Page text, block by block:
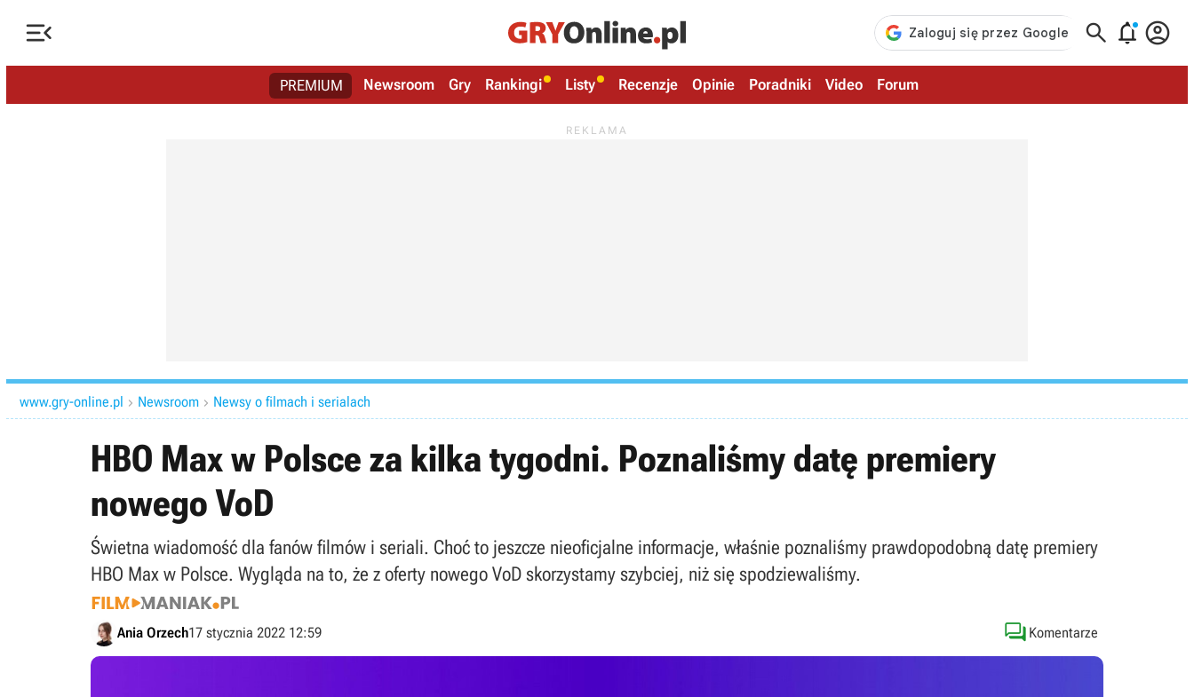
   
PREMIUM Newsroom Gry Rankingi Listy Recenzje Opinie Poradniki Video Forum
www.gry-online.pl  Newsroom  Newsy o filmach i serialach
HBO Max w Polsce za kilka tygodni. Poznaliśmy datę premiery
nowego VoD
Świetna wiadomość dla fanów filmów i seriali. Choć to jeszcze nieoficjalne informacje, właśnie poznaliśmy prawdopodobną datę premiery
HBO Max w Polsce. Wygląda na to, że z oferty nowego VoD skorzystamy szybciej, niż się spodziewaliśmy.
Ania Orzech17 stycznia 2022 12:59  Komentarze